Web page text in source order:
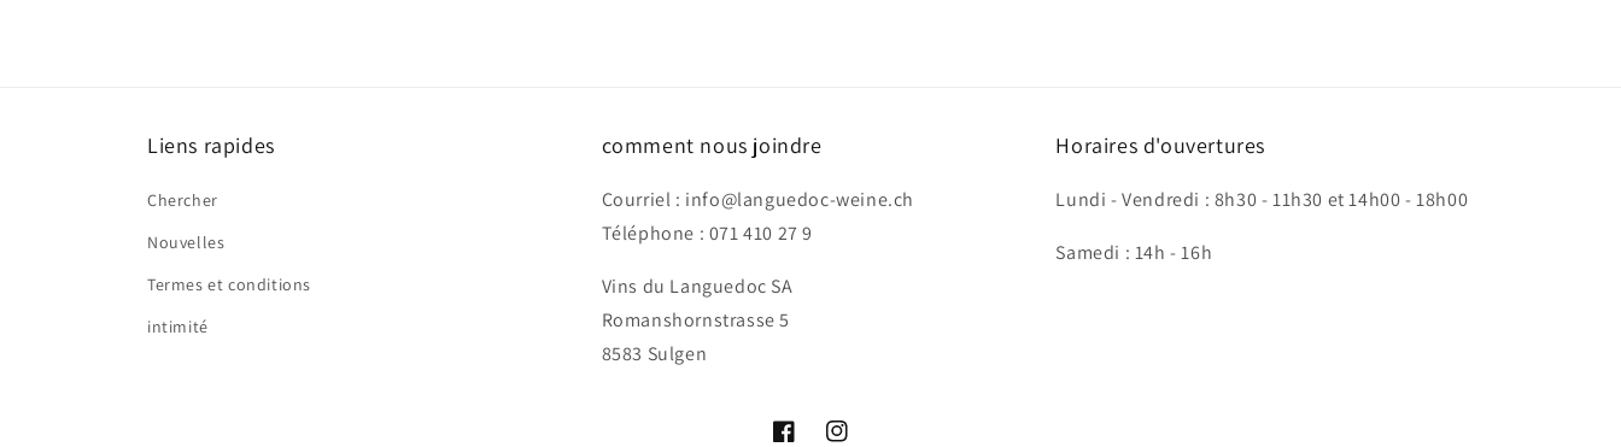
Liens rapides
Chercher
Nouvelles
Termes et conditions
intimité
comment nous joindre
Courriel : info@languedoc-weine.ch
Téléphone : 071 410 27 9
Vins du Languedoc SA
Romanshornstrasse 5
8583 Sulgen
Horaires d'ouvertures
Lundi - Vendredi : 8h30 - 11h30 et 14h00 - 18h00
Samedi : 14h - 16h